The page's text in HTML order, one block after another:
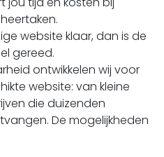
website klaar, dan is de
gereed.
ontwikkelen wij voor
website: van kleine
die duizenden
De mogelijkheden